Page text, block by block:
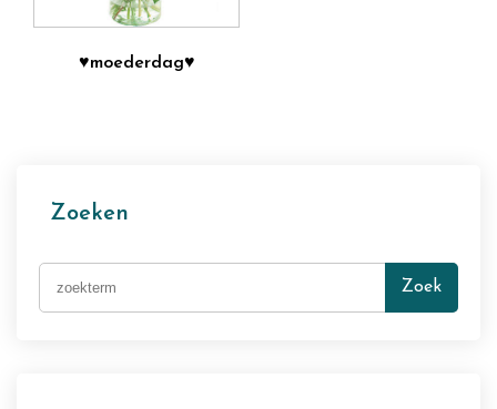
Zoeken
Zoek
♥moederdag♥